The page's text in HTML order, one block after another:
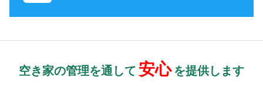
空き家の管理を通して 安心 を提供します